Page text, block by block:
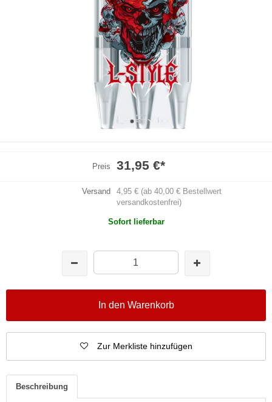
Preis 31,95 €*
Versand
4,95 € (ab 40,00 € Bestellwert
versandkostenfrei)
Sofort lieferbar
In den Warenkorb
Zur Merkliste hinzufügen
Beschreibung